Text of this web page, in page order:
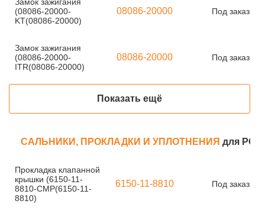
(08086-20000-
KT(08086-20000)
08086-20000 Под заказ
Замок зажигания
(08086-20000-
ITR(08086-20000)
08086-20000 Под заказ
Показать ещё
САЛЬНИКИ, ПРОКЛАДКИ И УПЛОТНЕНИЯ для
Прокладка клапанной
крышки (6150-11-
8810-CMP(6150-11-
8810)
6150-11-8810 Под заказ